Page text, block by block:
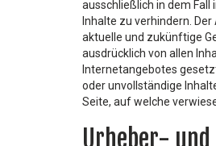
ausschließlich in dem
Inhalte zu verhindern.
aktuelle und zukünftige
ausdrücklich von allen
Internetangebotes
oder unvollständige
Seite, auf welche
Urheber- und